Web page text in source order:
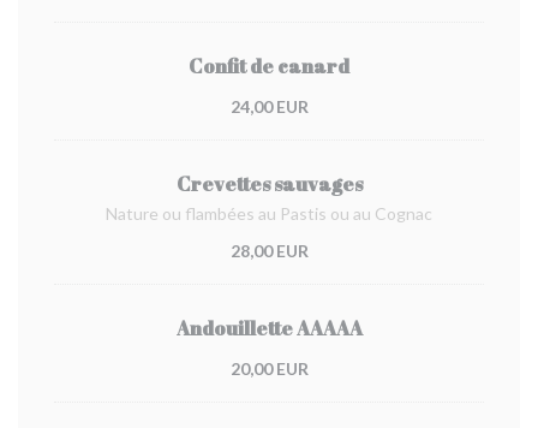
Confit de canard
24,00 EUR
Crevettes sauvages
Nature ou flambées au Pastis ou au Cognac
28,00 EUR
Andouillette AAAAA
20,00 EUR